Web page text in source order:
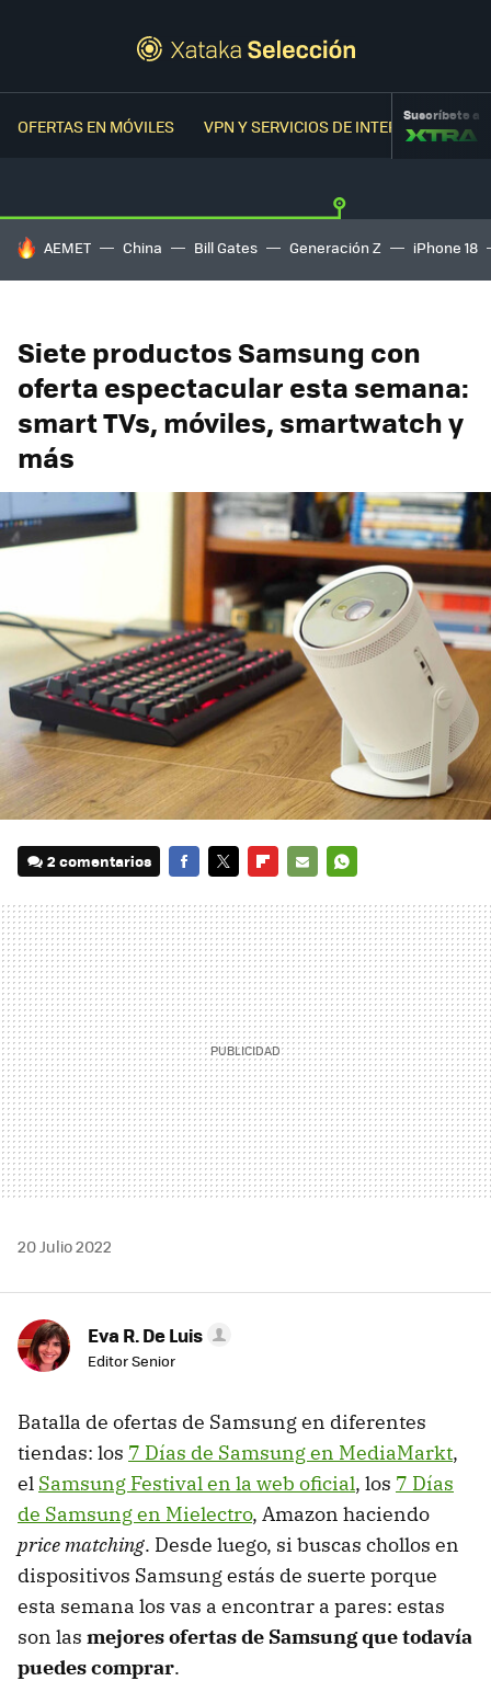
OFERTAS EN MÓVILES VPN Y SERVICIOS DE INTERNETSuscríbete a
HOY SE HABLA DE
AEMET China Bill Gates Generación Z iPhone 18
Siete productos Samsung con
oferta espectacular esta semana:
smart TVs, móviles, smartwatch y
más
2 comentarios
MAIL
20 Julio 2022
Eva R. De Luis
Editor Senior
Batalla de ofertas de Samsung en diferentes
tiendas: los 7 Días de Samsung en MediaMarkt,
el Samsung Festival en la web oficial, los 7 Días
de Samsung en Mielectro, Amazon haciendo
price matching. Desde luego, si buscas chollos en
dispositivos Samsung estás de suerte porque
esta semana los vas a encontrar a pares: estas
son las mejores ofertas de Samsung que todavía
puedes comprar.